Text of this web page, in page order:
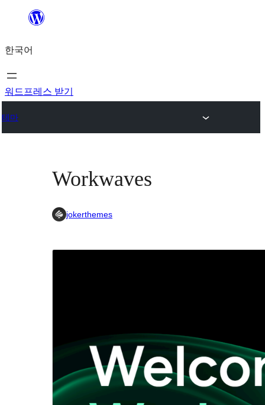
츠
로
바
가
한국어
워드프레스 받기
테마
Workwaves
jokerthemes